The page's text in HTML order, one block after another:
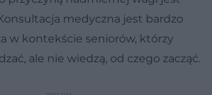
medyczna jest bardzo
w kontekście seniorów, którzy
ale nie wiedzą, od czego zacząć.